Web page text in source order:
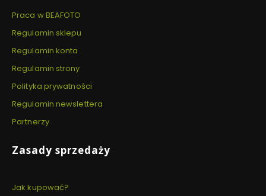
Praca w BEAFOTO
Regulamin sklepu
Regulamin konta
Regulamin strony
Polityka prywatności
Regulamin newslettera
Partnerzy
Zasady sprzedaży
Jak kupować?